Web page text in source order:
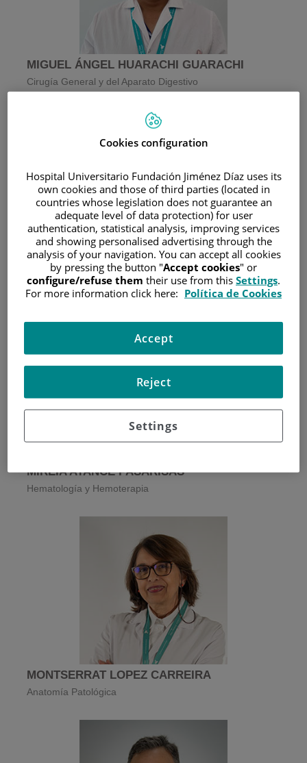
MIGUEL ÁNGEL HUARACHI GUARACHI
Cirugía General y del Aparato Digestivo
MIGUEL LEÓN ARELLANO
Cirugía General y del Aparato Digestivo, Cuello y Mama
MIREIA ATANCE PASARISAS
Hematología y Hemoterapia
MONTSERRAT LOPEZ CARREIRA
Anatomía Patológica
Cookies configuration
Hospital Universitario Fundación Jiménez Díaz uses its
own cookies and those of third parties (located in
countries whose legislation does not guarantee an
adequate level of data protection) for user
authentication, statistical analysis, improving services
and showing personalised advertising through the
analysis of your navigation. You can accept all cookies
by pressing the button "Accept cookies" or
configure/refuse them their use from this Settings.
For more information click here: Política de Cookies
Settings
Reject
Accept